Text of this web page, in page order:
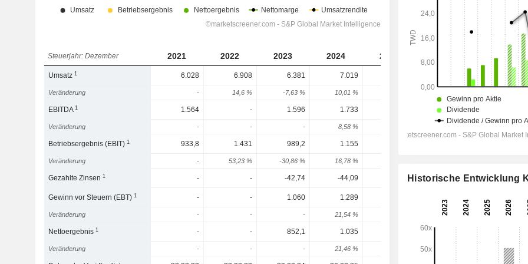
Steuerjahr: Dezember 2021 2022 2023 2024 2025 2026 2027
Umsatz1 6.028 6.908 6.381 7.019 10.255 12.374
Veränderung - 14,6 % -7,63 % 10,01 %
EBITDA1 1.564 - 1.596 1.733 3.116
Veränderung - - - 8,58 % 32,37 %
Betriebsergebnis (EBIT)1 933,8 1.431 989,2 1.155
Veränderung - 53,23 % -30,86 % 16,78 %
Gezahlte Zinsen1 - - -42,74 -44,09 -48,4 -42 -45,67
Gewinn vor Steuern (EBT)1 - - 1.060 1.289 2.530 3.112
Veränderung - - - 21,54 % 52,49 % 23,02 %
Nettoergebnis1 - - 852,1 1.035 2.064
Veränderung - - - 21,46 % 51,73 % 22,9 %
Historische Entwicklung